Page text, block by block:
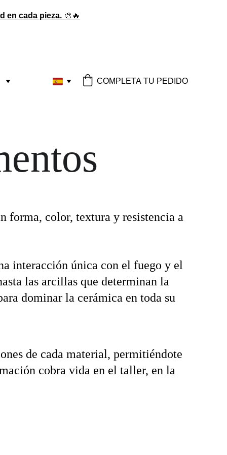
en cada pieza. 🎨🔥
COMPLETA TU PEDIDO
forma, color, textura y resistencia a
interacción única con el fuego y el
las arcillas que determinan la
dominar la cerámica en toda su
de cada material, permitiéndote
cobra vida en el taller, en la